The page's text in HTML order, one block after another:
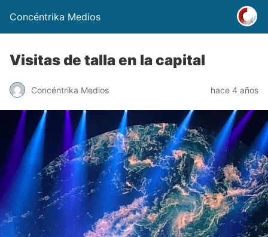
Concéntrika Medios
Visitas de talla en la capital
Concéntrika Medios hace 4 años